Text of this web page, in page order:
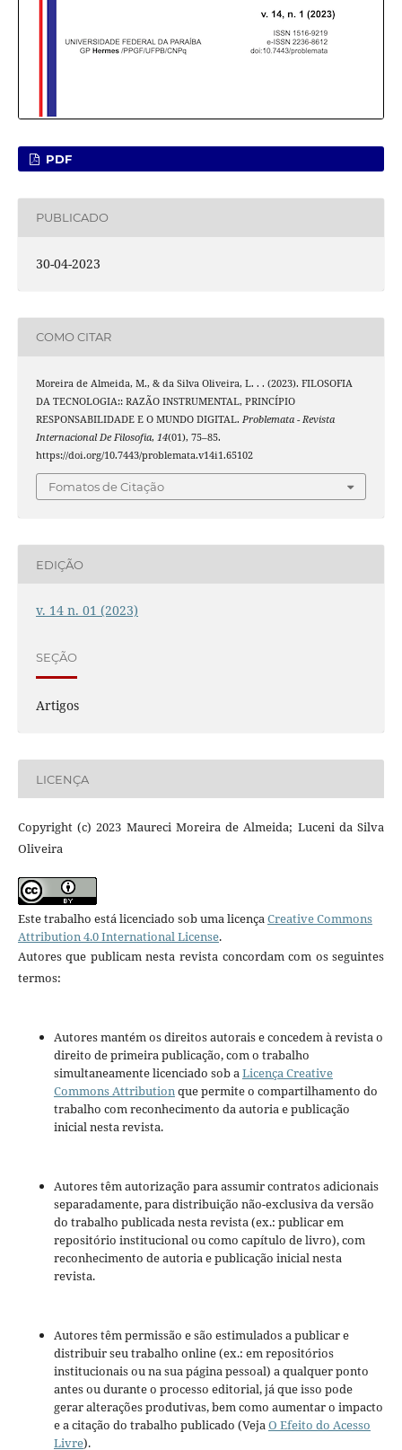
PDF
PUBLICADO
30-04-2023
COMO CITAR
Moreira de Almeida, M., & da Silva Oliveira, L. . . (2023). FILOSOFIA
DA TECNOLOGIA:: RAZÃO INSTRUMENTAL, PRINCÍPIO
RESPONSABILIDADE E O MUNDO DIGITAL. Problemata - Revista
Internacional De Filosofia, 14(01), 75–85.
https://doi.org/10.7443/problemata.v14i1.65102
Fomatos de Citação
EDIÇÃO
v. 14 n. 01 (2023)
SEÇÃO
Artigos
LICENÇA
Copyright (c) 2023 Maureci Moreira de Almeida; Luceni da Silva
Oliveira
Este trabalho está licenciado sob uma licençaCreative Commons
Attribution 4.0 International License.
Autores que publicam nesta revista concordam com os seguintes
termos:
Autores mantém os direitos autorais e concedem à revista o
direito de primeira publicação, com o trabalho
simultaneamente licenciado sob aLicença Creative
Commons Attributionque permite o compartilhamento do
trabalho com reconhecimento da autoria e publicação
inicial nesta revista.
Autores têm autorização para assumir contratos adicionais
separadamente, para distribuição não-exclusiva da versão
do trabalho publicada nesta revista (ex.: publicar em
repositório institucional ou como capítulo de livro), com
reconhecimento de autoria e publicação inicial nesta
revista.
Autores têm permissão e são estimulados a publicar e
distribuir seu trabalho online (ex.: em repositórios
institucionais ou na sua página pessoal) a qualquer ponto
antes ou durante o processo editorial, já que isso pode
gerar alterações produtivas, bem como aumentar o impacto
e a citação do trabalho publicado (VejaO Efeito do Acesso
Livre).